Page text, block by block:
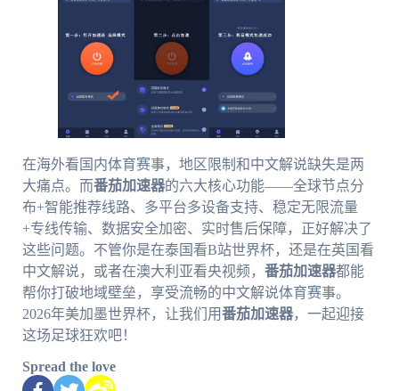
在海外看国内体育赛事，地区限制和中文解说缺失是两
大痛点。而番茄加速器的六大核心功能——全球节点分
布+智能推荐线路、多平台多设备支持、稳定无限流量
+专线传输、数据安全加密、实时售后保障，正好解决了
这些问题。不管你是在泰国看B站世界杯，还是在英国看
中文解说，或者在澳大利亚看央视频， 番茄加速器都能
帮你打破地域壁垒，享受流畅的中文解说体育赛事。
2026年美加墨世界杯，让我们用番茄加速器，一起迎接
这场足球狂欢吧！
Spread the love